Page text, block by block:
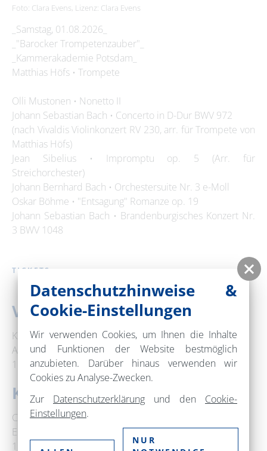
Foto: Clara Evens, Lizenz: Clara Evens
_Samstag, 01.08.2026_
_"Barocker Trompetenzauber"_
_Kammerakademie Potsdam_
Matthias Höfs • Trompete
Olli Mustonen • Nonetto II
Johann Sebastian Bach • Concerto in D-Dur BWV 972
(nach Vivaldis Violinkonzert RV 230, arr. für Trompete von
Matthias Höfs)
Jean Sibelius • Impromptu op. 5 (Arr. für
Streichorchester)
Johann Bernhard Bach • Orchestersuite Nr. 3 e-Moll
Oskar Böhme • "Entsagung" Romanze op. 19
Johann Sebastian Bach • Brandenburgisches Konzert Nr.
3 BWV 1048
TICKETS
Veranstaltungsort
Kloster Chorin
Amt Chorin 11a
16230 Chorin
Kontakt
Choriner Musiksommer e.V.
Eisenbahnstraße 3
16225 Eberswalde
Datenschutzhinweise &
Cookie-Einstellungen
Wir verwenden Cookies, um Ihnen die Inhalte
und Funktionen der Website bestmöglich
anzubieten. Darüber hinaus verwenden wir
Cookies zu Analyse-Zwecken.
Zur Datenschutzerklärung und den Cookie-
Einstellungen.
NUR